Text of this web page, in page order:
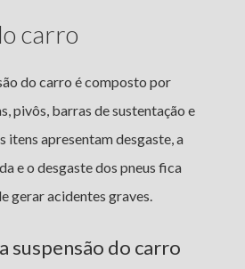
carro
do carro é composto por
pivôs, barras de sustentação e
itens apresentam desgaste, a
e o desgaste dos pneus fica
gerar acidentes graves.
suspensão do carro